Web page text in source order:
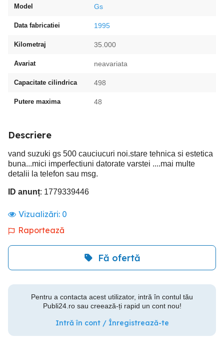
Model Gs
Data fabricatiei 1995
Kilometraj 35.000
Avariat neavariata
Capacitate cilindrica 498
Putere maxima 48
Descriere
vand suzuki gs 500 cauciucuri noi.stare tehnica si estetica
buna...mici imperfectiuni datorate varstei ....mai multe
detalii la telefon sau msg.
ID anunț: 1779339446
Vizualizări: 0
Raportează
Fă ofertă
Pentru a contacta acest utilizator, intră în contul tău
Publi24.ro sau creează-ți rapid un cont nou!
Intră în cont / Înregistrează-te